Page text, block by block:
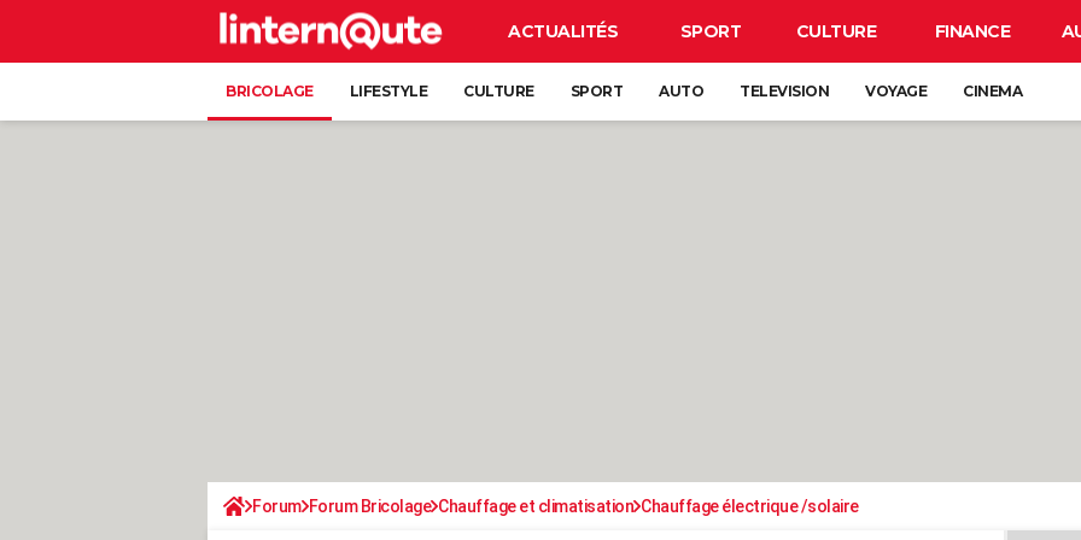
ACTUALITÉS SPORT CULTURE FINANCE
BRICOLAGE LIFESTYLE CULTURE SPORT AUTO TELEVISION VOYAGE CINEMA
Forum Forum Bricolage Chauffage et climatisation Chauffage électrique /solaire